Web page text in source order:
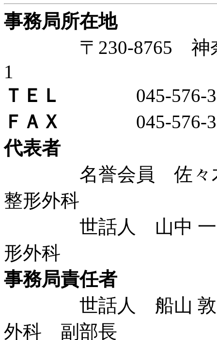
事務局所在地
〒230-8765 神奈川
1
ＴＥＬ
045-576-
ＦＡＸ
045-576-
代表者
名誉会員 佐々木
整形外科
世話人 山中 一良
形外科
事務局責任者
世話人 船山 敦 済
外科 副部長